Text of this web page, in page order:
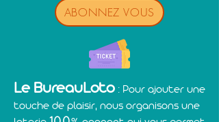
ABONNEZ VOUS
Le BureauLoto : Pour ajouter une
touche de plaisir, nous organisons une